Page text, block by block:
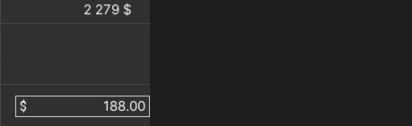
2 279 $
$